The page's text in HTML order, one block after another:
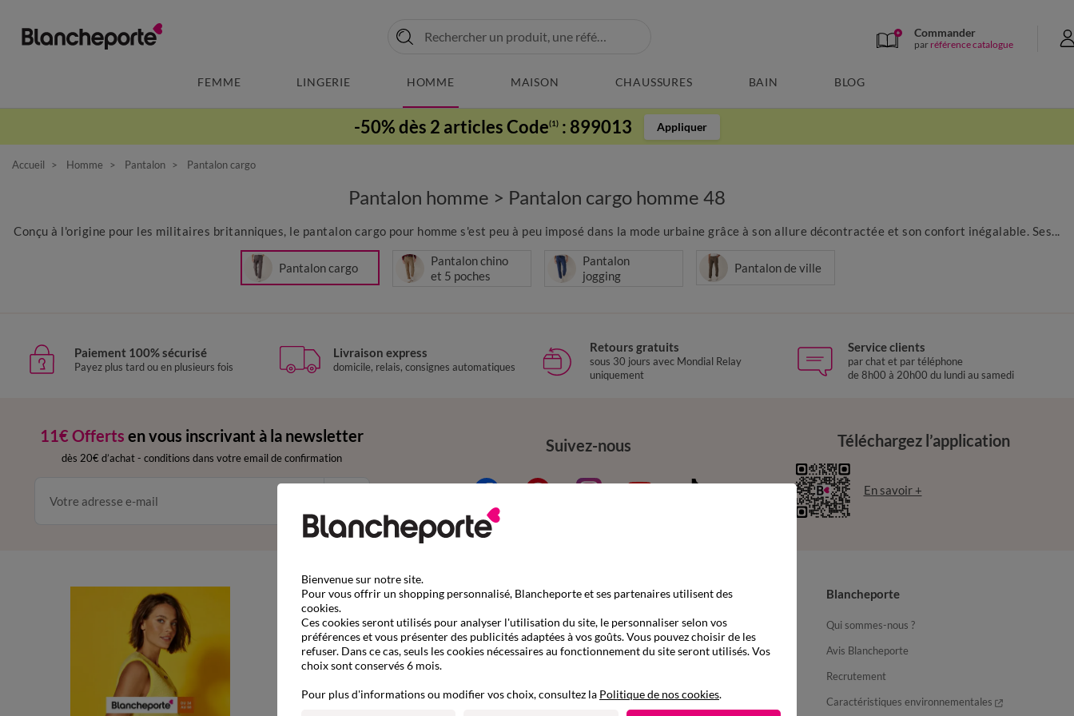
Commander
par référence catalogue
FEMME LINGERIE HOMME MAISON CHAUSSURES BAIN BLOG
-50% dès 2 articles Code(1) : 899013 Appliquer
Accueil Homme Pantalon Pantalon cargo
Pantalon homme > Pantalon cargo homme 48
Conçu à l'origine pour les militaires britanniques, le pantalon cargo pour homme s'est peu à peu imposé dans la mode urbaine grâce à son allure décontractée et son confort inégalable. Ses...
Pantalon cargo
Pantalon chino
et 5 poches
Pantalon
jogging
Pantalon de ville
Paiement 100% sécurisé
Payez plus tard ou en plusieurs fois
Livraison express
domicile, relais, consignes automatiques
Retours gratuits
sous 30 jours avec Mondial Relay
uniquement
Service clients
par chat et par téléphone
de 8h00 à 20h00 du lundi au samedi
11€ Offerts en vous inscrivant à la newsletter
dès 20€ d’achat - conditions dans votre email de confirmation
Suivez-nous Téléchargez l’application
En savoir +
Commande
Commander par référence catalogue
Livraison
Paiement
Aide & conseils
Contactez-nous
Questions fréquentes
Nos e-catalogues à consulter
Blancheporte
Qui sommes-nous ?
Avis Blancheporte
Recrutement
Caractéristiques environnementales
Bienvenue sur notre site.
Pour vous offrir un shopping personnalisé, Blancheporte et ses partenaires utilisent des
cookies.
Ces cookies seront utilisés pour analyser l'utilisation du site, le personnaliser selon vos
préférences et vous présenter des publicités adaptées à vos goûts. Vous pouvez choisir de les
refuser. Dans ce cas, seuls les cookies nécessaires au fonctionnement du site seront utilisés. Vos
choix sont conservés 6 mois.
Pour plus d'informations ou modifier vos choix, consultez la Politique de nos cookies.